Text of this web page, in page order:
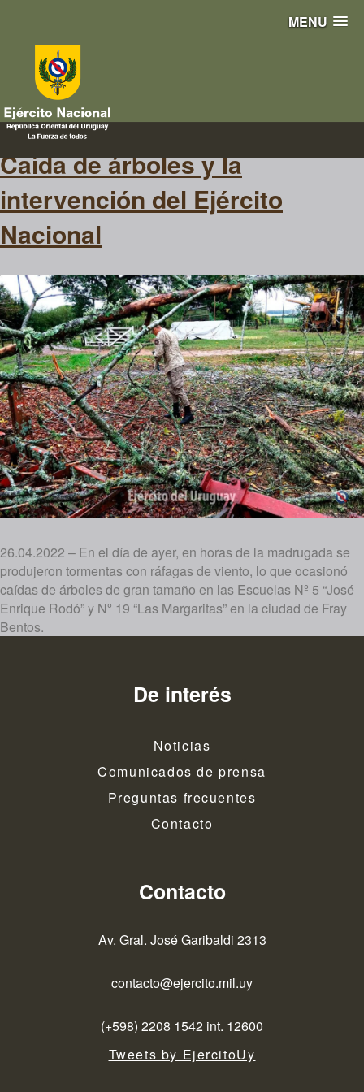
MENU
Ráfagas
Caída de árboles y la
intervención del Ejército
Nacional
26.04.2022 – En el día de ayer, en horas de la madrugada se
produjeron tormentas con ráfagas de viento, lo que ocasionó
caídas de árboles de gran tamaño en las Escuelas Nº 5 “José
Enrique Rodó” y Nº 19 “Las Margaritas” en la ciudad de Fray
Bentos.
De interés
Noticias
Comunicados de prensa
Preguntas frecuentes
Contacto
Contacto
Av. Gral. José Garibaldi 2313
contacto@ejercito.mil.uy
(+598) 2208 1542 int. 12600
Tweets by EjercitoUy